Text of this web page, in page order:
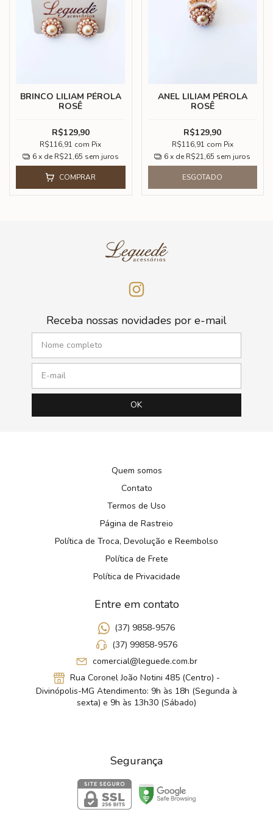
BRINCO LILIAM PÉROLA
ROSÊ
R$129,90
R$116,91 com Pix
6 x de R$21,65 sem juros
COMPRAR
ANEL LILIAM PÉROLA
ROSÊ
R$129,90
R$116,91 com Pix
6 x de R$21,65 sem juros
ESGOTADO
Receba nossas novidades por e-mail
Quem somos
Contato
Termos de Uso
Página de Rastreio
Política de Troca, Devolução e Reembolso
Política de Frete
Política de Privacidade
Entre em contato
(37) 9858-9576
(37) 99858-9576
comercial@leguede.com.br
Rua Coronel João Notini 485 (Centro) -
Divinópolis-MG Atendimento: 9h às 18h (Segunda à
sexta) e 9h às 13h30 (Sábado)
Segurança